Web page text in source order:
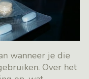
wanneer je die
Over het